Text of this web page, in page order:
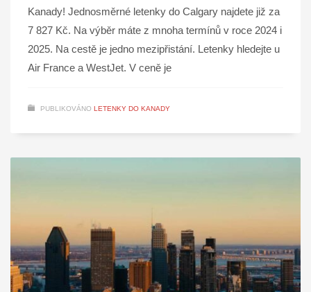
Kanady! Jednosměrné letenky do Calgary najdete již za
7 827 Kč. Na výběr máte z mnoha termínů v roce 2024 i
2025. Na cestě je jedno mezipřistání. Letenky hledejte u
Air France a WestJet. V ceně je
PUBLIKOVÁNO LETENKY DO KANADY